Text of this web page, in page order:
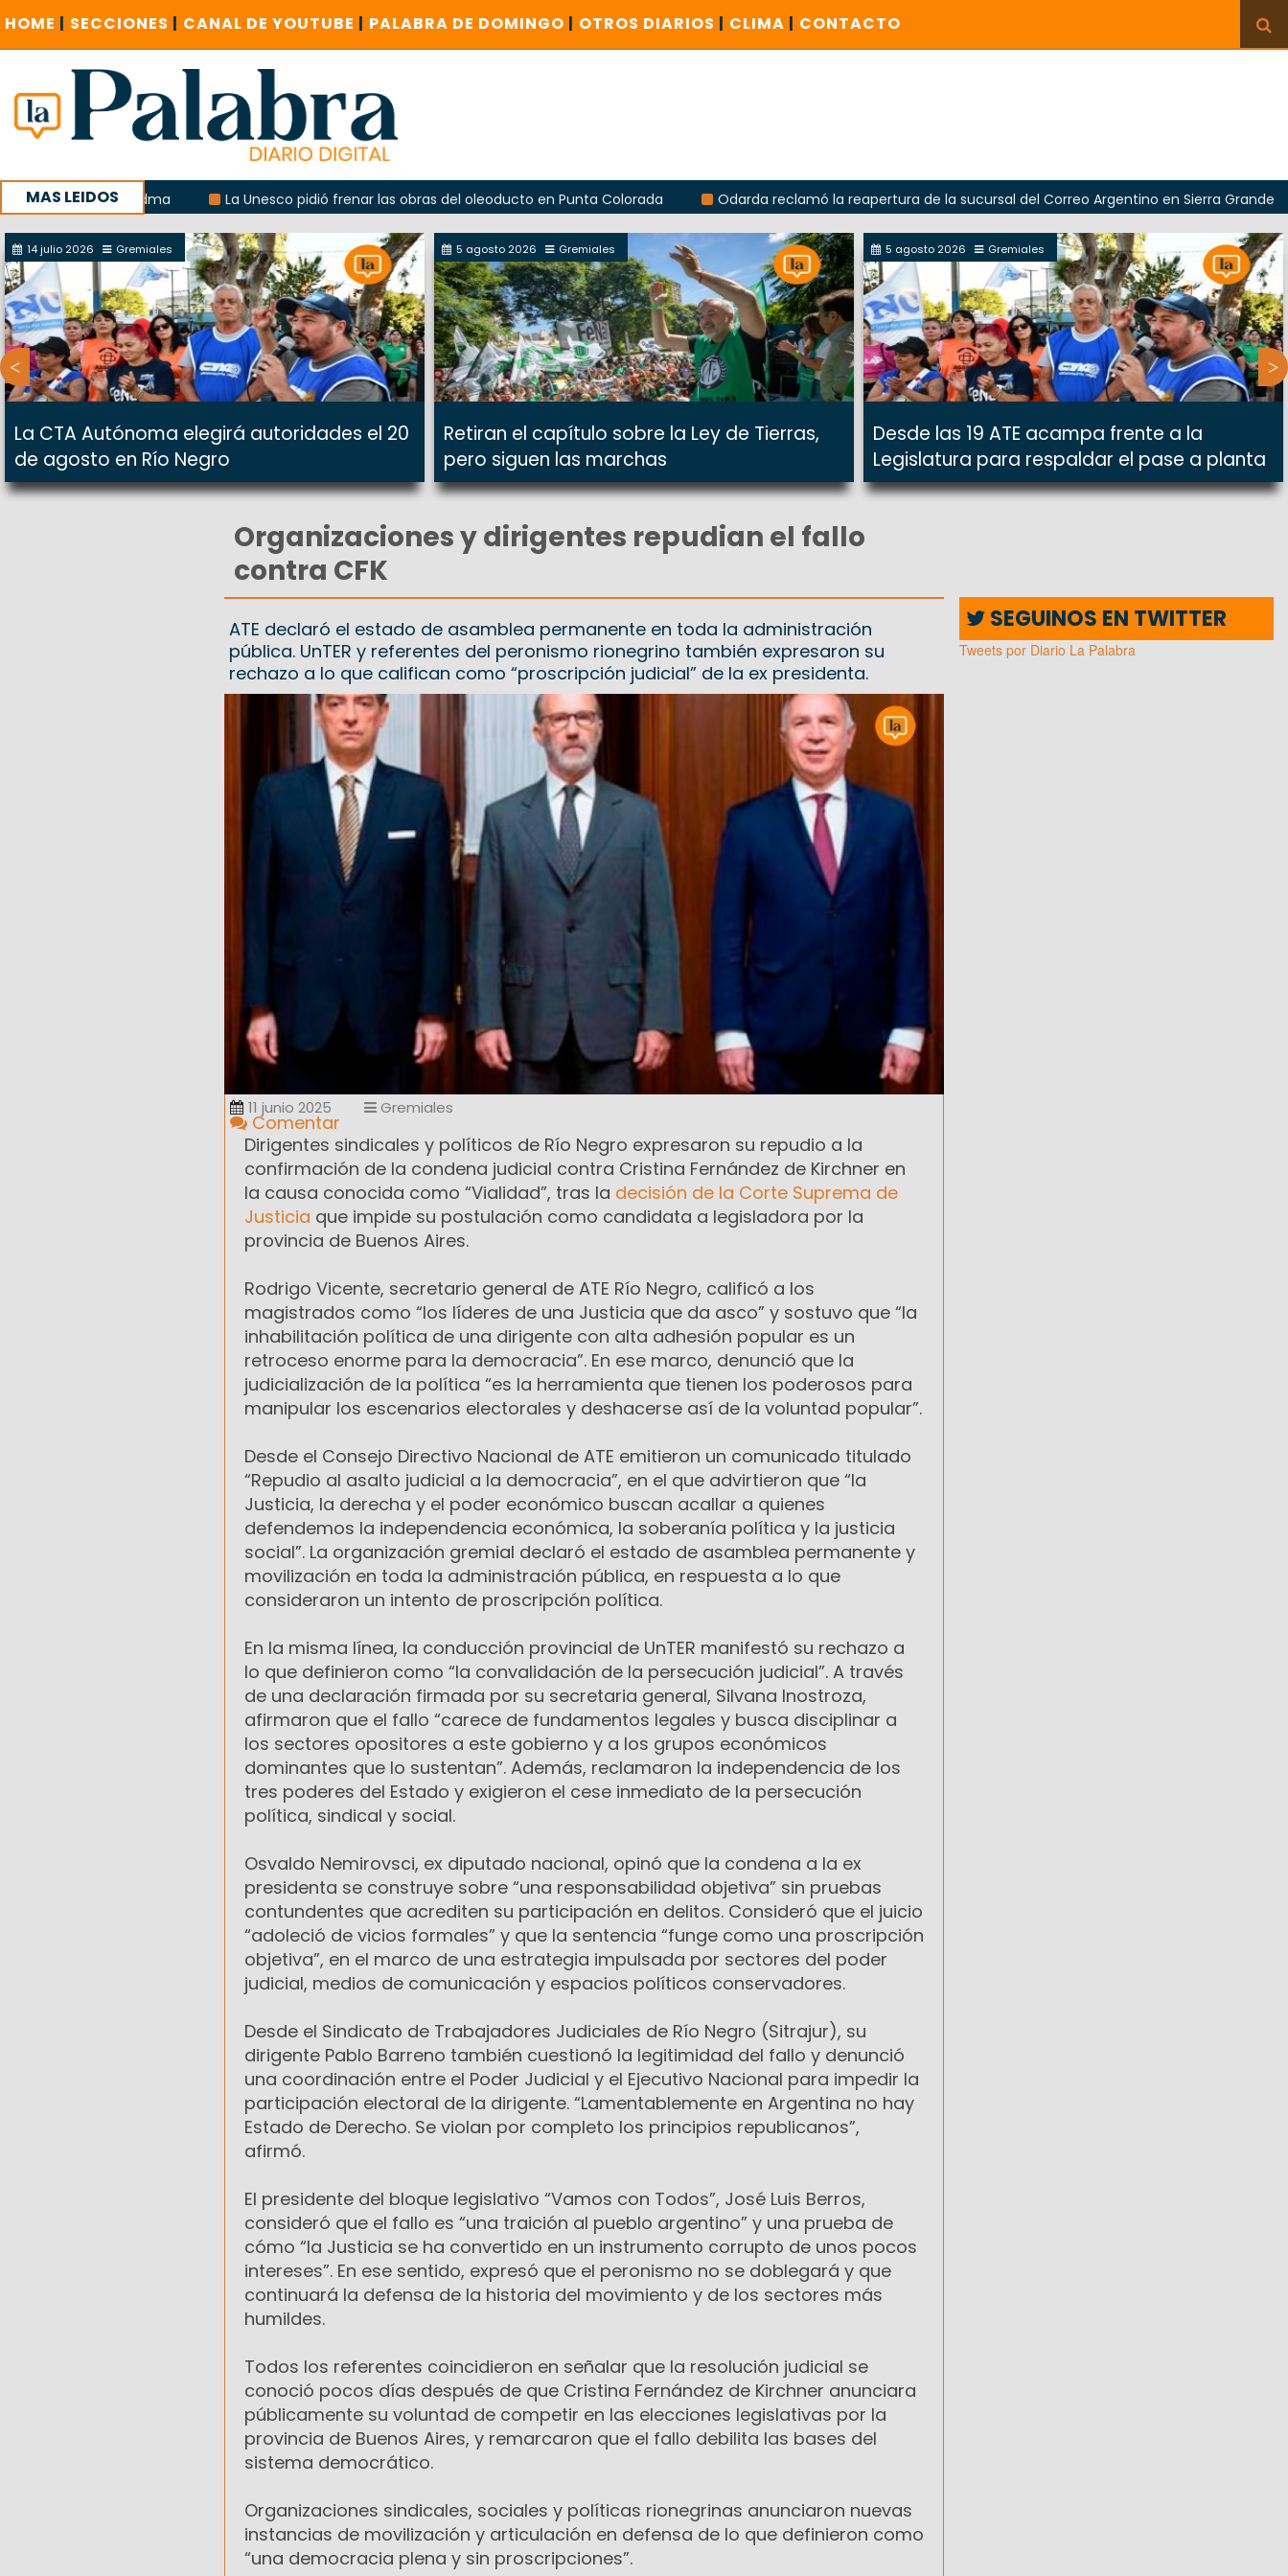
HOME | SECCIONES | CANAL DE YOUTUBE | PALABRA DE DOMINGO | OTROS DIARIOS | CLIMA | CONTACTO
MAS LEIDOS
de Viedma La Unesco pidió frenar las obras del oleoducto en Punta Colorada
Odarda reclamó la reapertura de la sucursal del Correo Argentino en Sierra Grande
en Roca
14 julio 2026 Gremiales
La CTA Autónoma elegirá autoridades el 20
de agosto en Río Negro
5 agosto 2026 Gremiales
Retiran el capítulo sobre la Ley de Tierras,
pero siguen las marchas
5 agosto 2026 Gremiales
Desde las 19 ATE acampa frente a la
Legislatura para respaldar el pase a planta
Organizaciones y dirigentes repudian el fallo
contra CFK
ATE declaró el estado de asamblea permanente en toda la administración
pública. UnTER y referentes del peronismo rionegrino también expresaron su
rechazo a lo que califican como “proscripción judicial” de la ex presidenta.
11 junio 2025 Gremiales
Comentar
Dirigentes sindicales y políticos de Río Negro expresaron su repudio a la
confirmación de la condena judicial contra Cristina Fernández de Kirchner en
la causa conocida como “Vialidad”, tras la decisión de la Corte Suprema de
Justicia que impide su postulación como candidata a legisladora por la
provincia de Buenos Aires.
Rodrigo Vicente, secretario general de ATE Río Negro, calificó a los
magistrados como “los líderes de una Justicia que da asco” y sostuvo que “la
inhabilitación política de una dirigente con alta adhesión popular es un
retroceso enorme para la democracia”. En ese marco, denunció que la
judicialización de la política “es la herramienta que tienen los poderosos para
manipular los escenarios electorales y deshacerse así de la voluntad popular”.
Desde el Consejo Directivo Nacional de ATE emitieron un comunicado titulado
“Repudio al asalto judicial a la democracia”, en el que advirtieron que “la
Justicia, la derecha y el poder económico buscan acallar a quienes
defendemos la independencia económica, la soberanía política y la justicia
social”. La organización gremial declaró el estado de asamblea permanente y
movilización en toda la administración pública, en respuesta a lo que
consideraron un intento de proscripción política.
En la misma línea, la conducción provincial de UnTER manifestó su rechazo a
lo que definieron como “la convalidación de la persecución judicial”. A través
de una declaración firmada por su secretaria general, Silvana Inostroza,
afirmaron que el fallo “carece de fundamentos legales y busca disciplinar a
los sectores opositores a este gobierno y a los grupos económicos
dominantes que lo sustentan”. Además, reclamaron la independencia de los
tres poderes del Estado y exigieron el cese inmediato de la persecución
política, sindical y social.
Osvaldo Nemirovsci, ex diputado nacional, opinó que la condena a la ex
presidenta se construye sobre “una responsabilidad objetiva” sin pruebas
contundentes que acrediten su participación en delitos. Consideró que el juicio
“adoleció de vicios formales” y que la sentencia “funge como una proscripción
objetiva”, en el marco de una estrategia impulsada por sectores del poder
judicial, medios de comunicación y espacios políticos conservadores.
Desde el Sindicato de Trabajadores Judiciales de Río Negro (Sitrajur), su
dirigente Pablo Barreno también cuestionó la legitimidad del fallo y denunció
una coordinación entre el Poder Judicial y el Ejecutivo Nacional para impedir la
participación electoral de la dirigente. “Lamentablemente en Argentina no hay
Estado de Derecho. Se violan por completo los principios republicanos”,
afirmó.
El presidente del bloque legislativo “Vamos con Todos”, José Luis Berros,
consideró que el fallo es “una traición al pueblo argentino” y una prueba de
cómo “la Justicia se ha convertido en un instrumento corrupto de unos pocos
intereses”. En ese sentido, expresó que el peronismo no se doblegará y que
continuará la defensa de la historia del movimiento y de los sectores más
humildes.
Todos los referentes coincidieron en señalar que la resolución judicial se
conoció pocos días después de que Cristina Fernández de Kirchner anunciara
públicamente su voluntad de competir en las elecciones legislativas por la
provincia de Buenos Aires, y remarcaron que el fallo debilita las bases del
sistema democrático.
Organizaciones sindicales, sociales y políticas rionegrinas anunciaron nuevas
instancias de movilización y articulación en defensa de lo que definieron como
“una democracia plena y sin proscripciones”.
SEGUINOS EN TWITTER
Tweets por Diario La Palabra